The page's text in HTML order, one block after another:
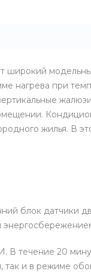
нагрева при
жилья. В
блок датчики
20 минут
и в режиме